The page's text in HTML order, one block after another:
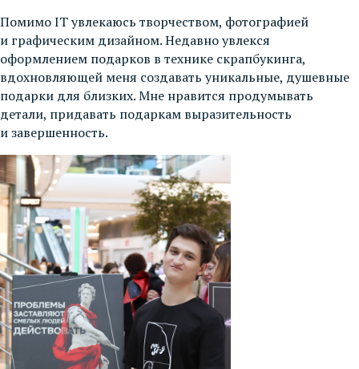
Помимо IT увлекаюсь творчеством, фотографией
и графическим дизайном. Недавно увлекся
оформлением подарков в технике скрапбукинга,
вдохновляющей меня создавать уникальные, душевные
подарки для близких. Мне нравится продумывать
детали, придавать подаркам выразительность
и завершенность.